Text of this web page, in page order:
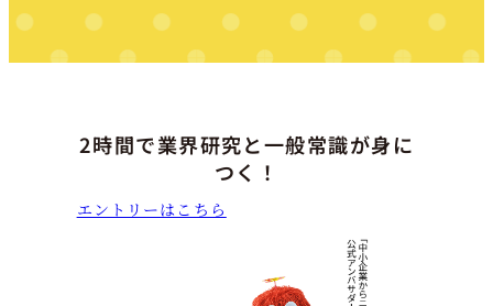
2時間で業界研究と一般常識が身に
つく！
エントリーはこちら